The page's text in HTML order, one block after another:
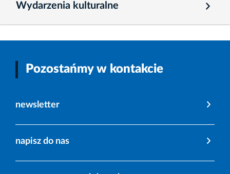
Wydarzenia kulturalne
Pozostańmy w kontakcie
newsletter
napisz do nas